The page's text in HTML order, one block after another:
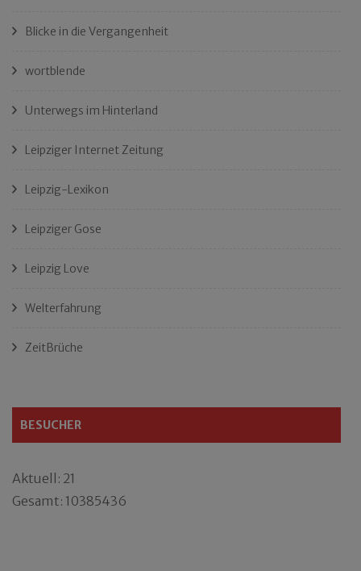
Blicke in die Vergangenheit
wortblende
Unterwegs im Hinterland
Leipziger Internet Zeitung
Leipzig-Lexikon
Leipziger Gose
Leipzig Love
Welterfahrung
ZeitBrüche
BESUCHER
Aktuell: 21
Gesamt: 10385436